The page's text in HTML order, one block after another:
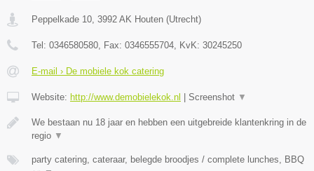
Peppelkade 10 3992 AK Houten (Utrecht)
Tel: 0346580580 , Fax: 0346555704 , KvK: 30245250
E-mail › De mobiele kok catering
Website: http://www.demobielekok.nl Screenshot ▼
We bestaan nu 18 jaar en hebben een uitgebreide klantenkring in de
regio ▼
party catering, cateraar, belegde broodjes / complete lunches, BBQ